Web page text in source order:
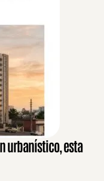
urbanístico, esta